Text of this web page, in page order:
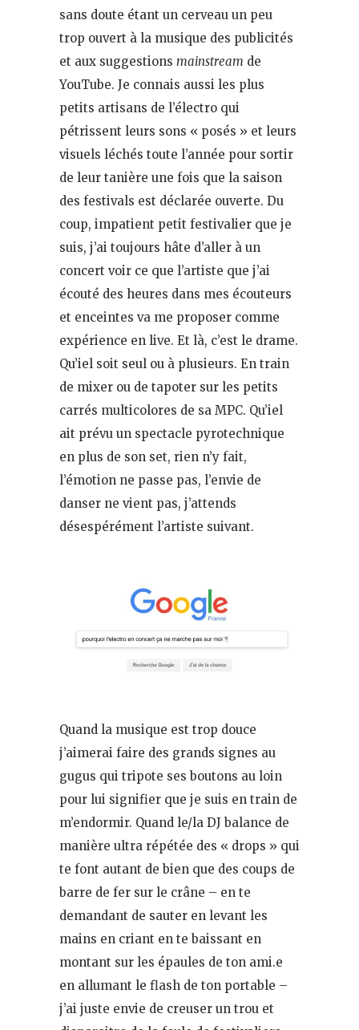
sans doute étant un cerveau un peu
trop ouvert à la musique des publicités
et aux suggestions mainstream de
YouTube. Je connais aussi les plus
petits artisans de l’électro qui
pétrissent leurs sons « posés » et leurs
visuels léchés toute l’année pour sortir
de leur tanière une fois que la saison
des festivals est déclarée ouverte. Du
coup, impatient petit festivalier que je
suis, j’ai toujours hâte d’aller à un
concert voir ce que l’artiste que j’ai
écouté des heures dans mes écouteurs
et enceintes va me proposer comme
expérience en live. Et là, c’est le drame.
Qu’iel soit seul ou à plusieurs. En train
de mixer ou de tapoter sur les petits
carrés multicolores de sa MPC. Qu’iel
ait prévu un spectacle pyrotechnique
en plus de son set, rien n’y fait,
l’émotion ne passe pas, l’envie de
danser ne vient pas, j’attends
désespérément l’artiste suivant.
Quand la musique est trop douce
j’aimerai faire des grands signes au
gugus qui tripote ses boutons au loin
pour lui signifier que je suis en train de
m’endormir. Quand le/la DJ balance de
manière ultra répétée des « drops » qui
te font autant de bien que des coups de
barre de fer sur le crâne – en te
demandant de sauter en levant les
mains en criant en te baissant en
montant sur les épaules de ton ami.e
en allumant le flash de ton portable –
j’ai juste envie de creuser un trou et